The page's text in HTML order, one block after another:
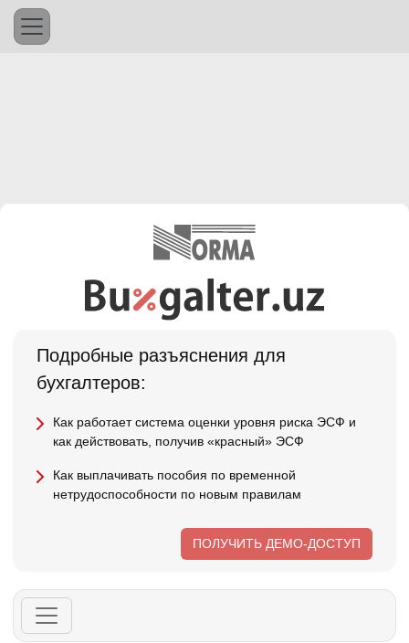
Подробные разъяснения для
бухгалтеров:
Как работает система оценки уровня риска ЭСФ и
как действовать, получив «красный» ЭСФ
Как выплачивать пособия по временной
нетрудоспособности по новым правилам
ПОЛУЧИТЬ ДЕМО-ДОСТУП